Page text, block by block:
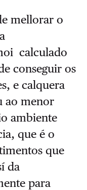
mellorar o
calculado
conseguir os
e calquera
ao menor
ambiente
que é o
que
da
para